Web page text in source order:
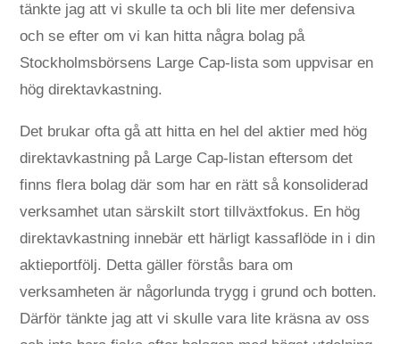
tänkte jag att vi skulle ta och bli lite mer defensiva
och se efter om vi kan hitta några bolag på
Stockholmsbörsens Large Cap-lista som uppvisar en
hög direktavkastning.
Det brukar ofta gå att hitta en hel del aktier med hög
direktavkastning på Large Cap-listan eftersom det
finns flera bolag där som har en rätt så konsoliderad
verksamhet utan särskilt stort tillväxtfokus. En hög
direktavkastning innebär ett härligt kassaflöde in i din
aktieportfölj. Detta gäller förstås bara om
verksamheten är någorlunda trygg i grund och botten.
Därför tänkte jag att vi skulle vara lite kräsna av oss